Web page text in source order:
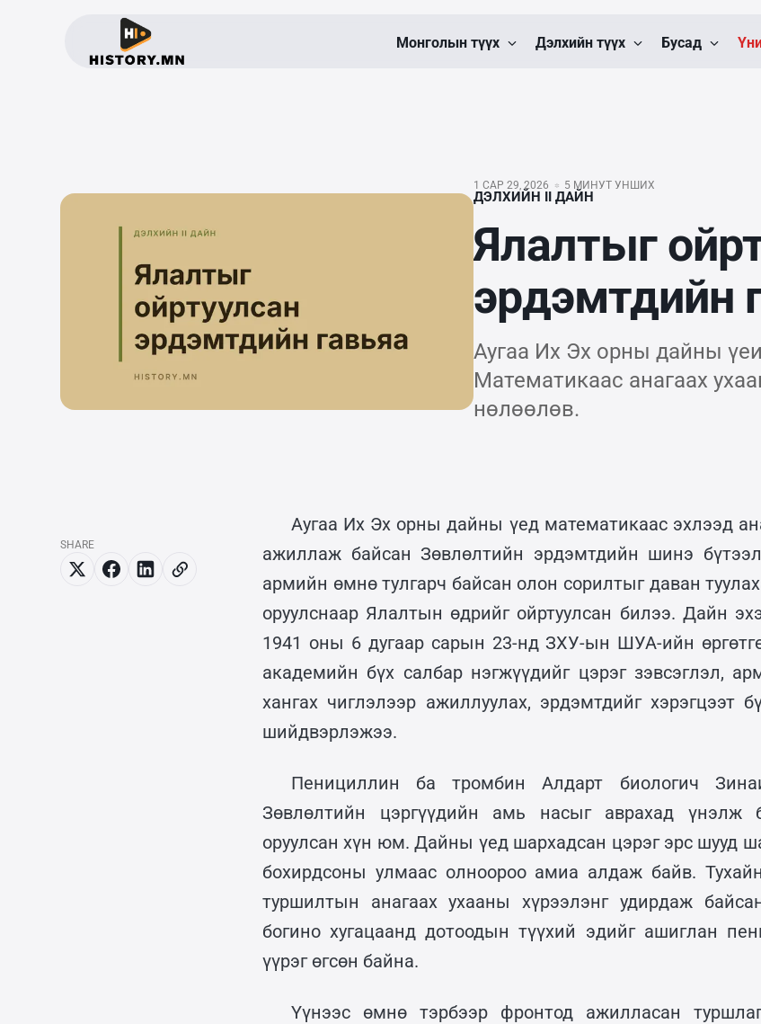
Монголын түүх Дэлхийн түүх Бусад
1 САР 29, 2026 5 МИНУТ УНШИХ
ДЭЛХИЙН II ДАЙН
Ялалтыг
эрдэмтдийн
Аугаа Их Эх орны дайны
Математикаас анагаах
нөлөөлөв.
Аугаа Их Эх орны дайны үед математикаас эхлээд
ажиллаж байсан Зөвлөлтийн эрдэмтдийн шинэ
армийн өмнө тулгарч байсан олон сорилтыг даван
оруулснаар Ялалтын өдрийг ойртуулсан билээ. Дайн
1941 оны 6 дугаар сарын 23-нд ЗХУ-ын ШУА-ийн
академийн бүх салбар нэгжүүдийг цэрэг зэвсэглэл,
хангах чиглэлээр ажиллуулах, эрдэмтдийг хэрэгцээт
шийдвэрлэжээ.
Пенициллин ба тромбин Алдарт биологич
Зөвлөлтийн цэргүүдийн амь насыг аврахад үнэлж
оруулсан хүн юм. Дайны үед шархадсан цэрэг эрс шууд
бохирдсоны улмаас олноороо амиа алдаж байв.
туршилтын анагаах ухааны хүрээлэнг удирдаж
богино хугацаанд дотоодын түүхий эдийг ашиглан
үүрэг өгсөн байна.
Үүнээс өмнө тэрбээр фронтод ажилласан
SHARE